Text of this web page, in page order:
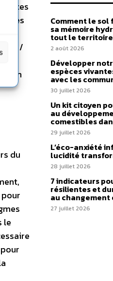
a
/
du
le
Comment le sol
sa mémoire
tout le
2 août 2026
Développer
espèces
avec les
30 juillet 2026
Un kit citoyen
au
comestibles
29 juillet 2026
L’éco-anxiété
lucidité
28 juillet 2026
7 indicateurs
résilientes et
au
27 juillet 2026